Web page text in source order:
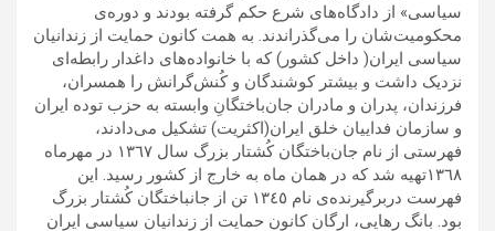
سياسى» از دادگاه‌هاى شرع حكم گرفته بودند و دوره‌ى
محكوميت‌شان را مى‌گذراندند. به همت كانون حمايت از زندانيان
سياسى ايران( داخل كشور) که با خانواده‌های داغدار رابطه‌ای
نزدیک داشت و بيشتر كوشندگان و كُنش‌گرانش را همسران،
فرزندان، پدران و مادران جان‌باختگانِ وابسته به حزب توده ايران
و سازمان فداييان خلق ايران(اکثريت) تشكيل مى‌دادند،
فهرستى از نام جان‌باختگان كُشتار بزرگ سال ١٣٦٧ در مهرماه
١٣٦٨تهيه شد که در همان ماه به خارج از كشور رسيد. اين
فهرست دربرگيرنده‌ى نام ١٣٤٥ تن از جانباختگان كُشتار بزرگ
بود. بانگ رهايى، ارگان كانون حمايت از زندانيان سياسى‌ ايران